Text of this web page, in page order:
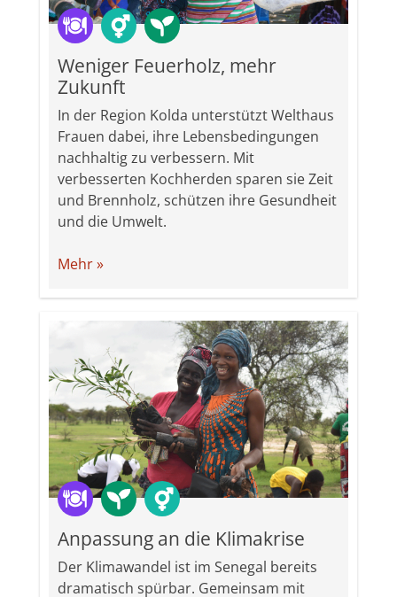
Weniger Feuerholz, mehr
Zukunft
In der Region Kolda unterstützt Welthaus
Frauen dabei, ihre Lebensbedingungen
nachhaltig zu verbessern. Mit
verbesserten Kochherden sparen sie Zeit
und Brennholz, schützen ihre Gesundheit
und die Umwelt.
Mehr »
Anpassung an die Klimakrise
Der Klimawandel ist im Senegal bereits
dramatisch spürbar. Gemeinsam mit